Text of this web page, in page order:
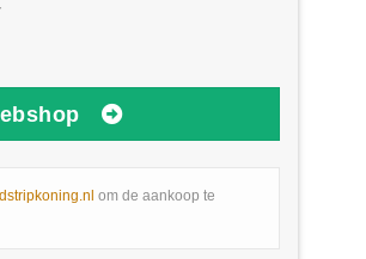
om de aankoop te